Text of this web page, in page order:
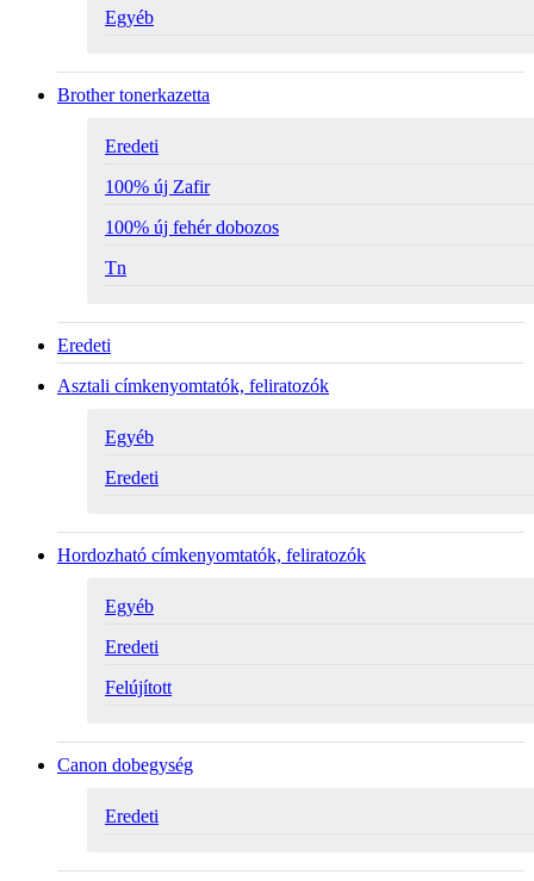
Egyéb
Brother tonerkazetta
Eredeti
100% új Zafir
100% új fehér dobozos
Tn
Eredeti
Asztali címkenyomtatók, feliratozók
Egyéb
Eredeti
Hordozható címkenyomtatók, feliratozók
Egyéb
Eredeti
Felújított
Canon dobegység
Eredeti